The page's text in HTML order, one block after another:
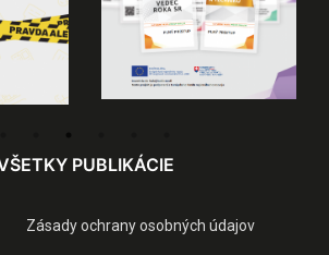
PUBLIKÁCIE
Zásady ochrany osobných údajov